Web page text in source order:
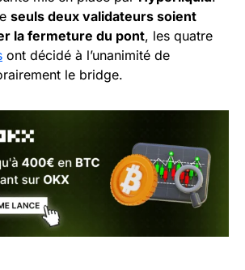
seuls deux validateurs soient
la fermeture du pont, les quatre
ont décidé à l’unanimité de
le bridge.